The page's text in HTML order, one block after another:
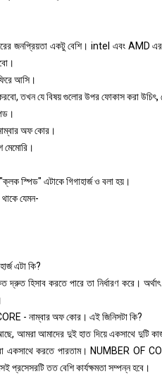
জনপ্রিয়তা একটু বেশি। intel এবং AMD এর
আসি।
তখন যে বিষয় গুলোর উপর ফোকাস করা
অফ কোর।
স্পিড" এটাকে গিগাহার্জ ও বলা হয়।
থাকে যেমন-
এটা কি?
হিসাব করতে পারে তা নির্ধারণ করে।
- নাম্বার অফ কোর। এই জিনিসটা কি?
আমরা আমাদের দুই হাত দিয়ে একসাথে দুটি
একসাথে করতে পারতাম। NUMBER OF
প্রসেসরটি তত বেশি কার্যক্ষমতা সম্পন্ন হবে।